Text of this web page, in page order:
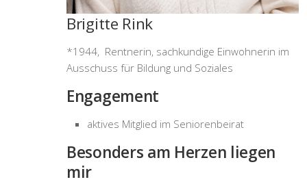
Brigitte Rink
*1944, Rentnerin, sachkundige Einwohnerin im
Ausschuss für Bildung und Soziales
Engagement
aktives Mitglied im Seniorenbeirat
Besonders am Herzen liegen
mir